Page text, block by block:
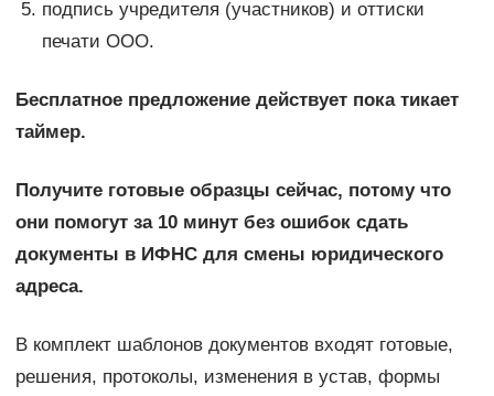
подпись учредителя (участников) и оттиски
печати ООО.
Бесплатное предложение действует пока тикает
таймер.
Получите готовые образцы сейчас, потому что
они помогут за 10 минут без ошибок сдать
документы в ИФНС для смены юридического
адреса.
В комплект шаблонов документов входят готовые,
решения, протоколы, изменения в устав, формы